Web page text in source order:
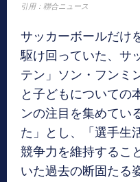
引用：聯合ニュース
サッカーボールだけ
駆け回っていた、サ
テン」ソン・フンミ
と子どもについての
ンの注目を集めてい
た」とし、「選手生
競争力を維持するこ
いた過去の断固たる